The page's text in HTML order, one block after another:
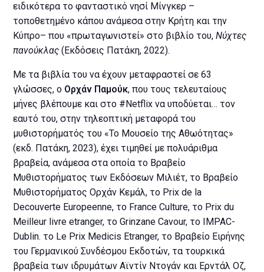
ειδικότερα το φανταστικό νησί Μίνγκερ –
τοποθετημένο κάπου ανάμεσα στην Κρήτη και την
Κύπρο– που «πρωταγωνιστεί» στο βιβλίο του,Νύχτες
πανούκλας (Εκδόσεις Πατάκη, 2022).
Με τα βιβλία του να έχουν μεταφραστεί σε 63
γλώσσες, ο Ορχάν Παμούκ, που τους τελευταίους
μήνες βλέπουμε και στο #Netflix να υποδύεται… τον
εαυτό του, στην τηλεοπτική μεταφορά του
μυθιστορήματός του «Το Μουσείο της Αθωότητας»
(εκδ. Πατάκη, 2023), έχει τιμηθεί με πολυάριθμα
βραβεία, ανάμεσα στα οποία το Βραβείο
Μυθιστορήµατος των Εκδόσεων Μιλιέτ, το Βραβείο
Μυθιστορήµατος Ορχάν Κεµάλ, το Prix de la
Decouverte Europeenne, το France Culture, το Prix du
Meilleur livre etranger, το Grinzane Cavour, το IMPAC-
Dublin. το Le Prix Medicis Etranger, το Βραβείο Ειρήνης
του Γερµανικού Συνδέσµου Εκδοτών, τα τουρκικά
βραβεία των ιδρυµάτων Αϊντίν Ντογάν και Ερντάλ Οζ,